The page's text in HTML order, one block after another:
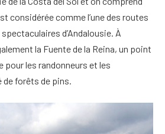
considérée comme l’une des routes
d’Andalousie. À
la Fuente de la Reina, un point
les randonneurs et les
forêts de pins.